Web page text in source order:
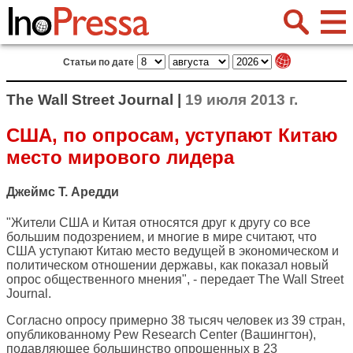
Статьи по дате
The Wall Street Journal | 19 июля 2013 г.
США, по опросам, уступают Китаю
место мирового лидера
Джеймс Т. Аредди
"Жители США и Китая относятся друг к другу со все
большим подозрением, и многие в мире считают, что
США уступают Китаю место ведущей в экономическом и
политическом отношении державы, как показал новый
опрос общественного мнения", - передает The Wall Street
Journal .
Согласно опросу примерно 38 тысяч человек из 39 стран,
опубликованному Pew Research Center (Вашингтон),
подавляющее большинство опрошенных в 23